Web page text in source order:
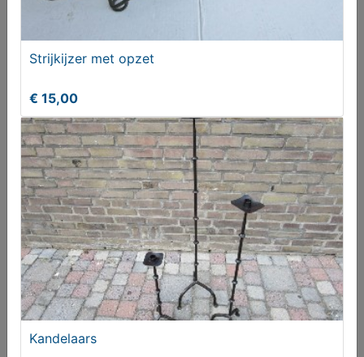
Strijkijzers (oud)
€ 8,00
Strijkijzer met opzet
€ 15,00
Kandelaars